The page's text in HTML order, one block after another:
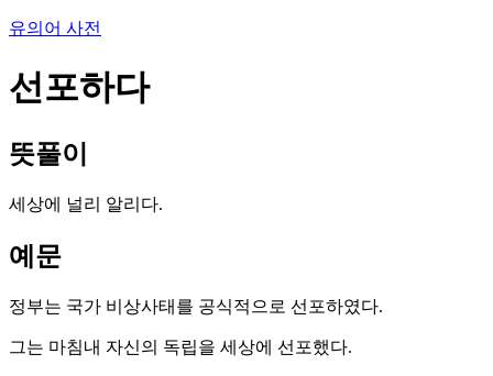
유의어 사전
선포하다
뜻풀이
세상에 널리 알리다.
예문
정부는 국가 비상사태를 공식적으로 선포하였다.
그는 마침내 자신의 독립을 세상에 선포했다.